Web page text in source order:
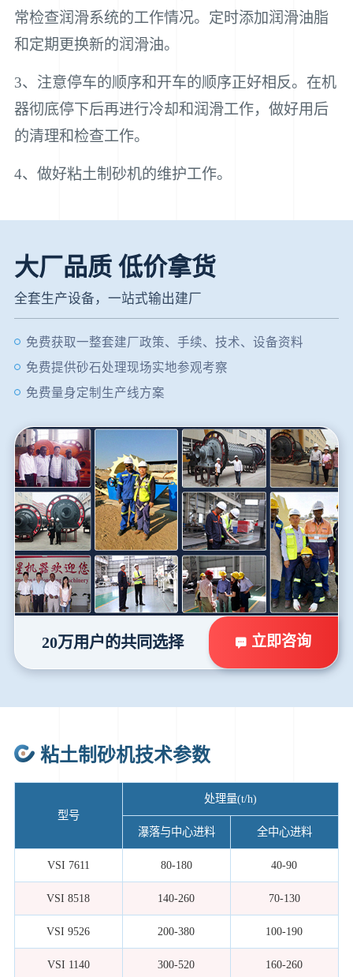
常检查润滑系统的工作情况。定时添加润滑油脂
和定期更换新的润滑油。
3、注意停车的顺序和开车的顺序正好相反。在机
器彻底停下后再进行冷却和润滑工作，做好用后
的清理和检查工作。
4、做好粘土制砂机的维护工作。
大厂品质 低价拿货
全套生产设备，一站式输出建厂
免费获取一整套建厂政策、手续、技术、设备资料
免费提供砂石处理现场实地参观考察
免费量身定制生产线方案
20万用户的共同选择 立即咨询
粘土制砂机技术参数
型号
处理量(t/h)
瀑落与中心进料 全中心进料
VSI 7611 80-180 40-90
VSI 8518 140-260 70-130
VSI 9526 200-380 100-190
VSI 1140 300-520 160-260